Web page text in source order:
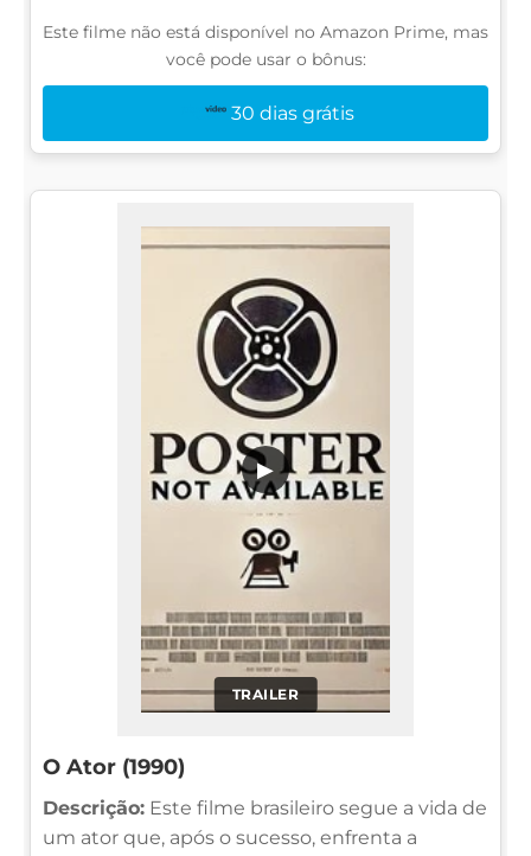
Este filme não está disponível no Amazon Prime, mas
você pode usar o bônus:
30 dias grátis
TRAILER
▶
O Ator (1990)
Descrição: Este filme brasileiro segue a vida de
um ator que, após o sucesso, enfrenta a